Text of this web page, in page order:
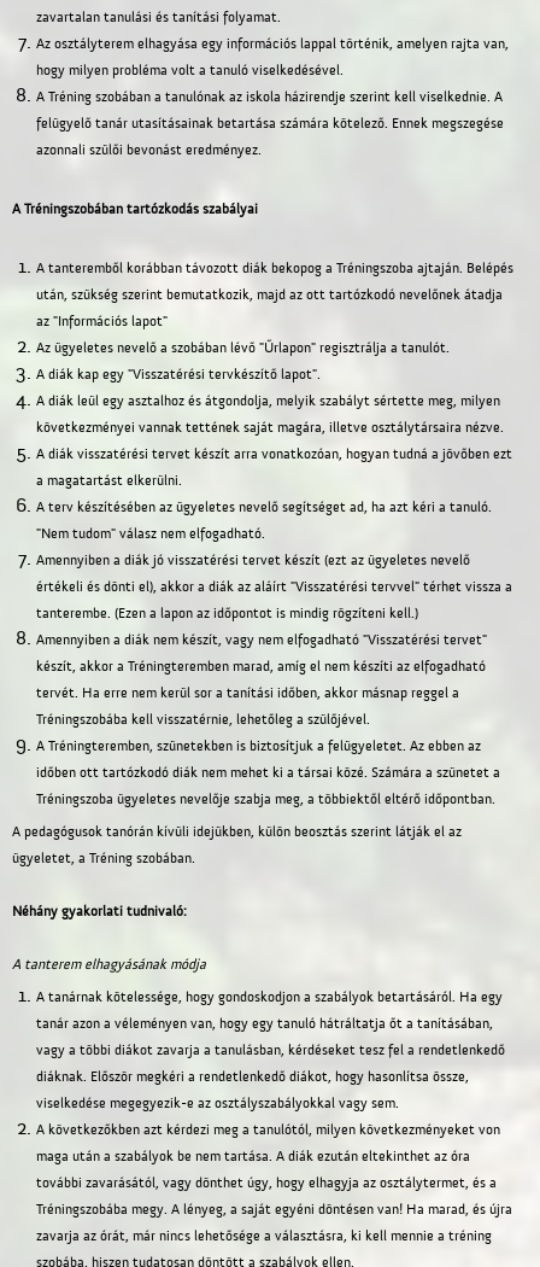
zavartalan tanulási és tanítási folyamat.
Az osztályterem elhagyása egy információs lappal történik, amelyen rajta van,
hogy milyen probléma volt a tanuló viselkedésével.
A Tréning szobában a tanulónak az iskola házirendje szerint kell viselkednie. A
felügyelő tanár utasításainak betartása számára kötelező. Ennek megszegése
azonnali szülői bevonást eredményez.
A Tréningszobában tartózkodás szabályai
A tanteremből korábban távozott diák bekopog a Tréningszoba ajtaján. Belépés
után, szükség szerint bemutatkozik, majd az ott tartózkodó nevelőnek átadja
az "Információs lapot"
Az ügyeletes nevelő a szobában lévő "Űrlapon" regisztrálja a tanulót.
A diák kap egy "Visszatérési tervkészítő lapot".
A diák leül egy asztalhoz és átgondolja, melyik szabályt sértette meg, milyen
következményei vannak tettének saját magára, illetve osztálytársaira nézve.
A diák visszatérési tervet készít arra vonatkozóan, hogyan tudná a jövőben ezt
a magatartást elkerülni.
A terv készítésében az ügyeletes nevelő segítséget ad, ha azt kéri a tanuló.
"Nem tudom" válasz nem elfogadható.
Amennyiben a diák jó visszatérési tervet készít (ezt az ügyeletes nevelő
értékeli és dönti el), akkor a diák az aláírt "Visszatérési tervvel" térhet vissza a
tanterembe. (Ezen a lapon az időpontot is mindig rögzíteni kell.)
Amennyiben a diák nem készít, vagy nem elfogadható "Visszatérési tervet"
készít, akkor a Tréningteremben marad, amíg el nem készíti az elfogadható
tervét. Ha erre nem kerül sor a tanítási időben, akkor másnap reggel a
Tréningszobába kell visszatérnie, lehetőleg a szülőjével.
A Tréningteremben, szünetekben is biztosítjuk a felügyeletet. Az ebben az
időben ott tartózkodó diák nem mehet ki a társai közé. Számára a szünetet a
Tréningszoba ügyeletes nevelője szabja meg, a többiektől eltérő időpontban.
A pedagógusok tanórán kívüli idejükben, külön beosztás szerint látják el az
ügyeletet, a Tréning szobában.
Néhány gyakorlati tudnivaló:
A tanterem elhagyásának módja
A tanárnak kötelessége, hogy gondoskodjon a szabályok betartásáról. Ha egy
tanár azon a véleményen van, hogy egy tanuló hátráltatja őt a tanításában,
vagy a többi diákot zavarja a tanulásban, kérdéseket tesz fel a rendetlenkedő
diáknak. Először megkéri a rendetlenkedő diákot, hogy hasonlítsa össze,
viselkedése megegyezik-e az osztályszabályokkal vagy sem.
A következőkben azt kérdezi meg a tanulótól, milyen következményeket von
maga után a szabályok be nem tartása. A diák ezután eltekinthet az óra
további zavarásától, vagy dönthet úgy, hogy elhagyja az osztálytermet, és a
Tréningszobába megy. A lényeg, a saját egyéni döntésen van! Ha marad, és újra
zavarja az órát, már nincs lehetősége a választásra, ki kell mennie a tréning
szobába, hiszen tudatosan döntött a szabályok ellen.